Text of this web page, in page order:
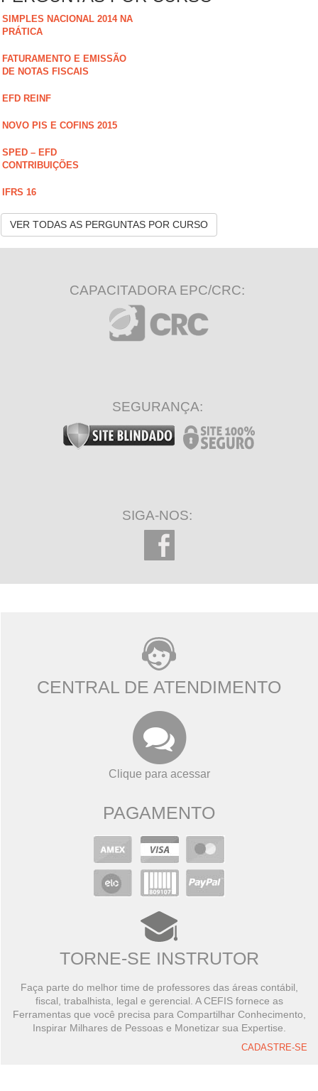
SIMPLES NACIONAL 2014 NA
PRÁTICA
FATURAMENTO E EMISSÃO
DE NOTAS FISCAIS
EFD REINF
NOVO PIS E COFINS 2015
SPED – EFD
CONTRIBUIÇÕES
IFRS 16
VER TODAS AS PERGUNTAS POR CURSO
CAPACITADORA EPC/CRC:
SEGURANÇA:
SIGA-NOS:
CENTRAL DE ATENDIMENTO
Clique para acessar
PAGAMENTO
TORNE-SE INSTRUTOR
Faça parte do melhor time de professores das áreas contábil,
fiscal, trabalhista, legal e gerencial. A CEFIS fornece as
Ferramentas que você precisa para Compartilhar Conhecimento,
Inspirar Milhares de Pessoas e Monetizar sua Expertise.
CADASTRE-SE